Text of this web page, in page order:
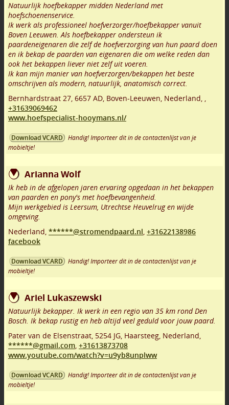
Natuurlijk hoefbekapper midden Nederland met
hoefschoenenservice.
Ik werk als professioneel hoefverzorger/hoefbekapper vanuit
Boven Leeuwen. Als hoefbekapper ondersteun ik
paardeneigenaren die zelf de hoefverzorging van hun paard doen
en ik bekap de paarden van eigenaren die om welke reden dan
ook het bekappen liever niet zelf uit voeren.
Ik kan mijn manier van hoefverzorgen/bekappen het beste
omschrijven als modern, natuurlijk, anatomisch correct.
Bernhardstraat 27, 6657 AD, Boven-Leeuwen, Nederland, ,
+31639069462
www.hoefspecialist-hooymans.nl/
Download VCARD
Handig! Importeer dit in de contactenlijst van je
mobieltje!
Arianna Wolf
Ik heb in de afgelopen jaren ervaring opgedaan in het bekappen
van paarden en pony's met hoefbevangenheid.
Mijn werkgebied is Leersum, Utrechtse Heuvelrug en wijde
omgeving.
Nederland, ******@stromendpaard.nl, +31622138986
facebook
Download VCARD
Handig! Importeer dit in de contactenlijst van je
mobieltje!
Ariel Lukaszewski
Natuurlijk bekapper. Ik werk in een regio van 35 km rond Den
Bosch. Ik bekap rustig en heb altijd veel geduld voor jouw paard.
Pater van de Elsenstraat, 5254 JG, Haarsteeg, Nederland,
******@gmail.com, +31613873708
www.youtube.com/watch?v=u9yb8unplww
Download VCARD
Handig! Importeer dit in de contactenlijst van je
mobieltje!